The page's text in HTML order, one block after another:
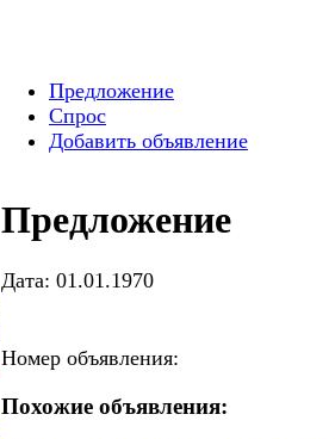
Предложение
Спрос
Добавить объявление
Предложение
Дата: 01.01.1970
Номер объявления:
Похожие объявления: